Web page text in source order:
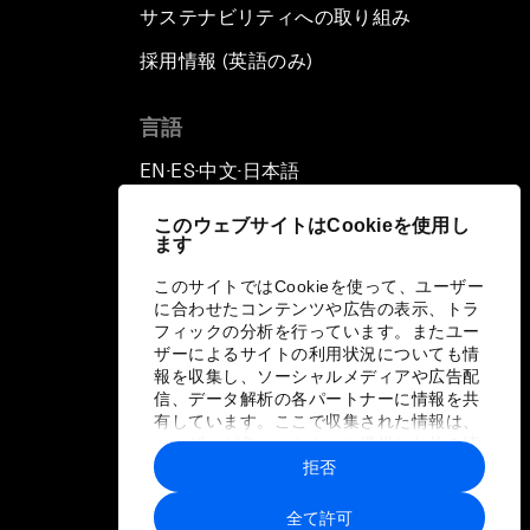
このウェブサイトはCookieを使用し
ます
このサイトではCookieを使って、ユーザー
に合わせたコンテンツや広告の表示、トラ
フィックの分析を行っています。またユー
ザーによるサイトの利用状況についても情
報を収集し、ソーシャルメディアや広告配
信、データ解析の各パートナーに情報を共
有しています。ここで収集された情報は、
ユーザーが各パートナーに提供した他の情
報や各パートナーのサービスを使用した際
に収集された情報と組み合わされ、各パー
トナーによって使用されることがありま
全て許可
拒否
サステナビリティへの取り組み
採用情報 (英語のみ)
言語
EN ▪ ES▪中文▪ 日本語